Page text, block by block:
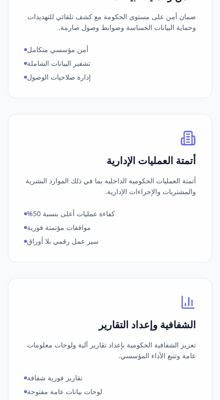
ضمان أمن على مستوى الحكومة مع كشف تلقائي للتهديدات
وحماية البيانات الحساسة وضوابط وصول صارمة.
أمن مؤسسي متكامل
تشفير البيانات الشاملة
إدارة صلاحيات الوصول
أتمتة العمليات الإدارية
أتمتة العمليات الحكومية الداخلية بما في ذلك الموارد البشرية
والمشتريات والإجراءات الإدارية.
كفاءة عمليات أعلى بنسبة 50%
موافقات مؤتمتة فورية
سير عمل رقمي بلا أوراق
الشفافية وإعداد التقارير
تعزيز الشفافية الحكومية بإعداد تقارير آلية ولوحات معلومات
عامة وتتبع الأداء المؤسسي.
تقارير فورية شفافة
لوحات بيانات عامة مفتوحة